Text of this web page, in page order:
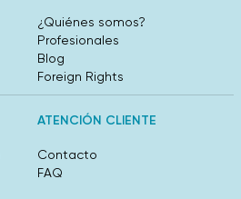
¿Quiénes somos?
Profesionales
Blog
Foreign Rights
ATENCIÓN CLIENTE
Contacto
FAQ